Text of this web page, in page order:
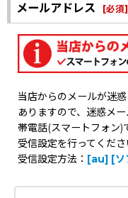
メールアドレス [必須]
当店からのメールが迷
ありますので、迷惑メ
帯電話(スマートフォン
受信設定を行ってくださ
受信設定方法： [au] [ソ